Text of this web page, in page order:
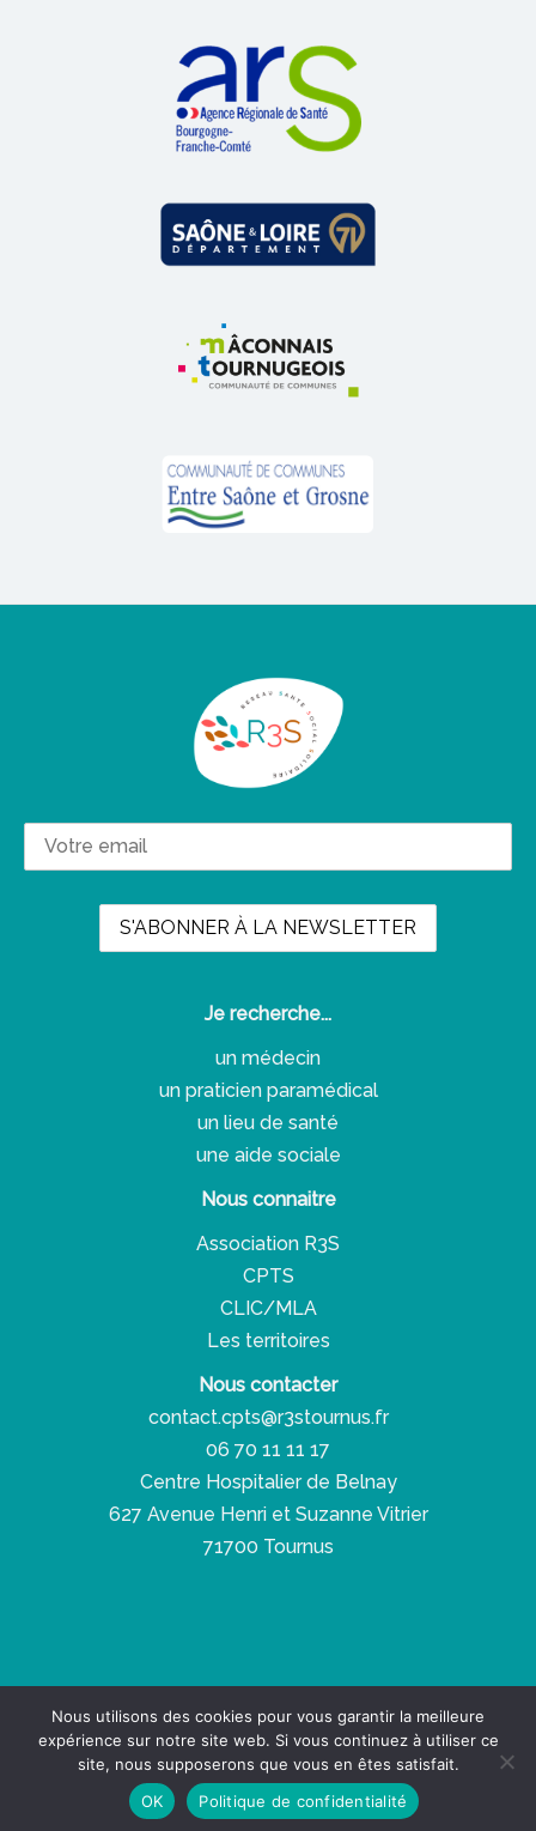
Je recherche...
un médecin
un praticien paramédical
un lieu de santé
une aide sociale
Nous connaitre
Association R3S
CPTS
CLIC/MLA
Les territoires
Nous contacter
contact.cpts@r3stournus.fr
06 70 11 11 17
Centre Hospitalier de Belnay
627 Avenue Henri et Suzanne Vitrier
71700 Tournus
Espace presse-Espace pro -RGPD
Site créé par68000.fr
Nous utilisons des cookies pour vous garantir la meilleure
expérience sur notre site web. Si vous continuez à utiliser ce
site, nous supposerons que vous en êtes satisfait.
OK
Politique de confidentialité